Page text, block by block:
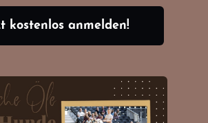
kostenlos anmelden!